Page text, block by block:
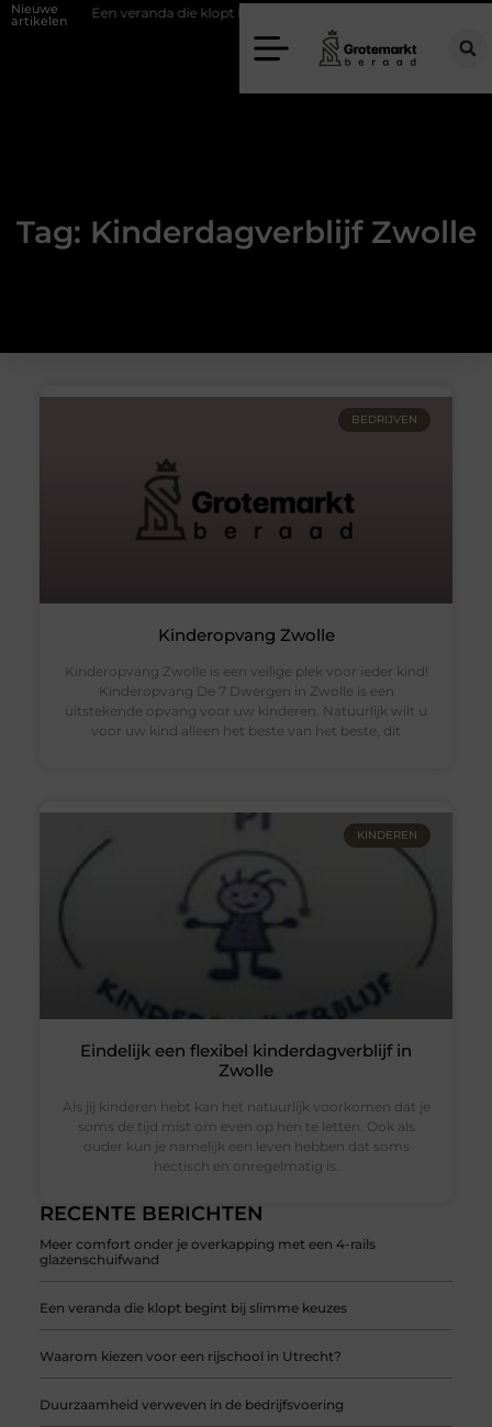
Nieuwe
artikelen Een veranda die klopt begint bij slimme keuzes
Tag: Kinderdagverblijf Zwolle
RECENTE BERICHTEN
Meer comfort onder je overkapping met een 4-rails
glazenschuifwand
Een veranda die klopt begint bij slimme keuzes
Waarom kiezen voor een rijschool in Utrecht?
Duurzaamheid verweven in de bedrijfsvoering
BEDRIJVEN
Kinderopvang Zwolle
Kinderopvang Zwolle is een veilige plek voor ieder kind!
Kinderopvang De 7 Dwergen in Zwolle is een
uitstekende opvang voor uw kinderen. Natuurlijk wilt u
voor uw kind alleen het beste van het beste, dit
KINDEREN
Eindelijk een flexibel kinderdagverblijf in
Zwolle
Als jij kinderen hebt kan het natuurlijk voorkomen dat je
soms de tijd mist om even op hen te letten. Ook als
ouder kun je namelijk een leven hebben dat soms
hectisch en onregelmatig is.